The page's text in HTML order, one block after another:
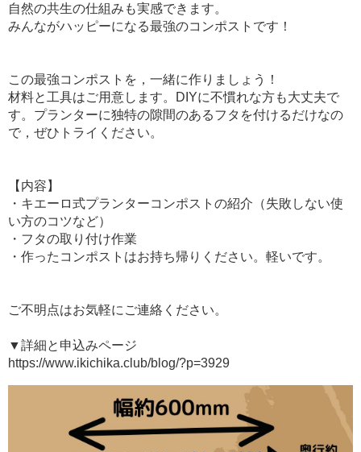
自然の共生の仕組みも実感できます。
みんながハッピーになる最強のコンポストです！
この最強コンポストを，一緒に作りましょう！
材料と工具はご用意します。DIYに不慣れな方も大丈夫で
す。プランターに独特の隙間のあるフタを付けるだけなの
で，ぜひトライください。
【内容】
・キエーロ式プランターコンポストの紹介（失敗しない使
い方のコツなど）
・フタの取り付け作業
・作ったコンポストはお持ち帰りください。軽いです。
ご不明点はお気軽にご連絡ください。
▼詳細と申込みページ
https://www.ikichika.club/blog/?p=3929